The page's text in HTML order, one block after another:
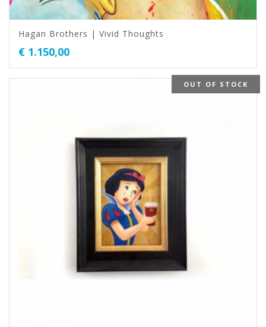
Hagan Brothers | Vivid Thoughts
€ 1.150,00
OUT OF STOCK